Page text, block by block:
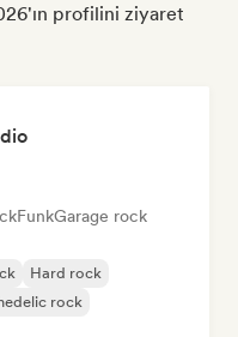
profilini ziyaret
FunkGarage rock
Hard rock
rock